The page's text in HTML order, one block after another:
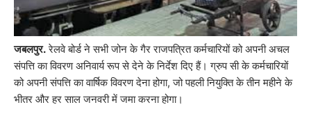
जबलपुर.रेलवे बोर्ड ने सभी जोन के गैर राजपत्रित कर्मचारियों को अपनी अचल
संपत्ति का विवरण अनिवार्य रूप से देने के निर्देश दिए हैं। ग्रुप सी के कर्मचारियों
को अपनी संपत्ति का वार्षिक विवरण देना होगा, जो पहली नियुक्ति के तीन महीने के
भीतर और हर साल जनवरी में जमा करना होगा।